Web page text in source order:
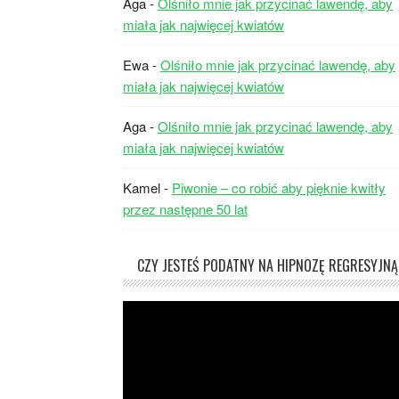
miała jak najwięcej kwiatów
Ewa-Olśniło mnie jak przycinać lawendę, aby
miała jak najwięcej kwiatów
Aga-Olśniło mnie jak przycinać lawendę, aby
miała jak najwięcej kwiatów
Kamel- Piwonie – co robić aby pięknie kwitły
przez następne 50 lat
CZY JESTEŚ PODATNY NA HIPNOZĘ